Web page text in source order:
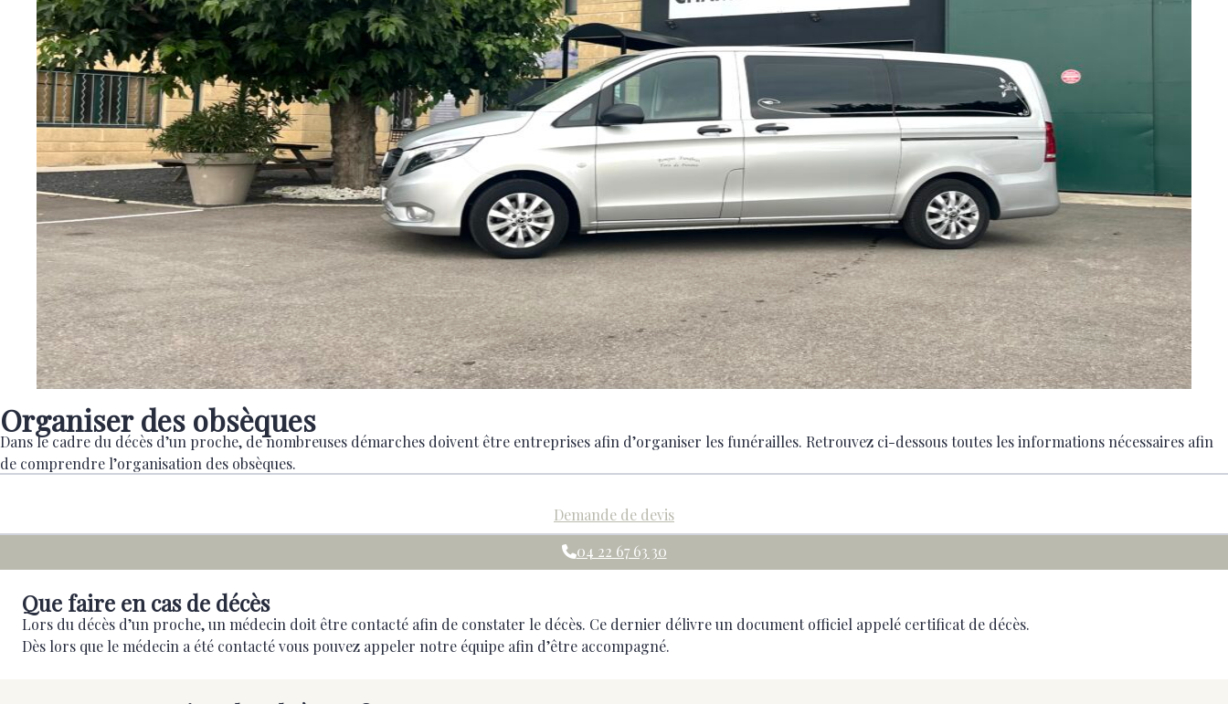
Organiser des obsèques
Dans le cadre du décès d’un proche, de nombreuses démarches doivent être entreprises afin d’organiser les funérailles. Retrouvez ci-dessous toutes les informations nécessaires afin
de comprendre l’organisation des obsèques.
Demande de devis
04 22 67 63 30
Que faire en cas de décès
Lors du décès d’un proche, un médecin doit être contacté afin de constater le décès. Ce dernier délivre un document officiel appelé certificat de décès.
Dès lors que le médecin a été contacté vous pouvez appeler notre équipe afin d’être accompagné.